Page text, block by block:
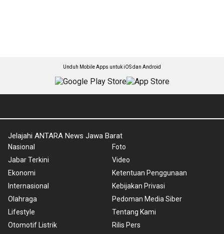
Unduh Mobile Apps untuk iOS dan Android
Jelajahi ANTARA News Jawa Barat
Nasional
Jabar Terkini
Ekonomi
Internasional
Olahraga
Lifestyle
Otomotif Listrik
Foto
Video
Ketentuan Penggunaan
Kebijakan Privasi
Pedoman Media Siber
Tentang Kami
Rilis Pers